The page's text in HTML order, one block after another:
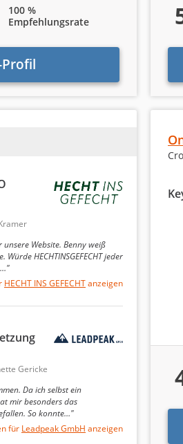
als Google-Rezensionen,
Berechnung
haben wir
der Bewertungshöhe auch das
Durchschnittsnote.
des bayesschen Durchschnitts
Dabei erhielten die
– in
das Ranking der
2 multipliziert. Beide
macht.
100 %
Empfehlungsrate
unsere Website. Benny weiß
HECHTINSGEFECHT jeder
HECHT INS GEFECHTanzeigen
Gericke
Da ich selbst ein
mir besonders das
So konnte…"
für Leadpeak GmbH anzeigen